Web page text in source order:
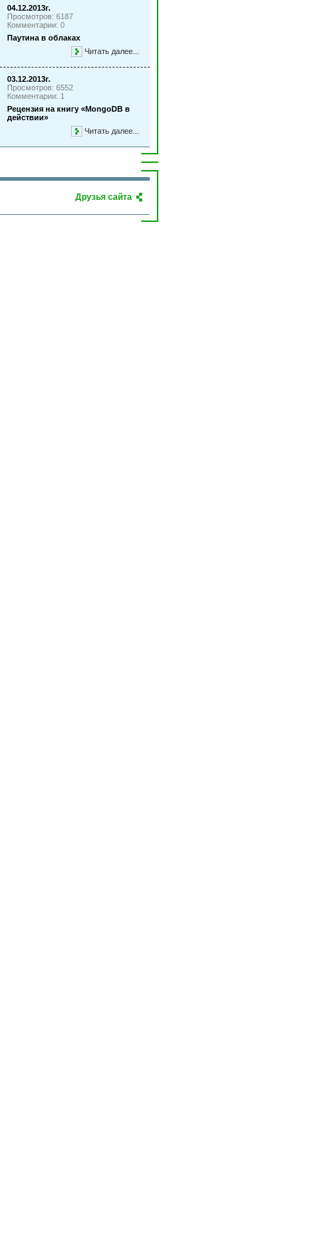
04.12.2013г.
Просмотров: 6187
Комментарии: 0
Паутина в облаках
Читать далее...
03.12.2013г.
Просмотров: 6552
Комментарии: 1
Рецензия на книгу «MongoDB в
действии»
Читать далее...
Друзья сайта